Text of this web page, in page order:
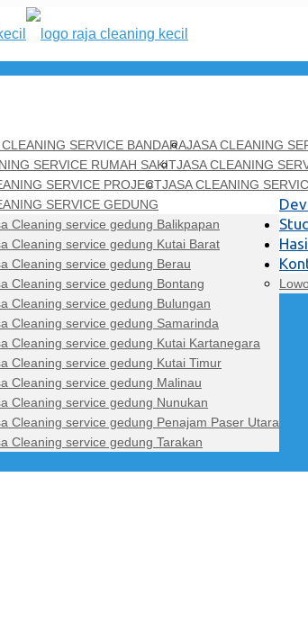
SERVICE BANDARAJASA CLEANING
SERVICE RUMAH SAKITJASA CLEANING
SERVICE PROJECTJASA CLEANING
SERVICE GEDUNG
Cleaning service gedung Balikpapan
Cleaning service gedung Kutai Barat
Cleaning service gedung Berau
Cleaning service gedung Bontang
Cleaning service gedung Bulungan
Cleaning service gedung Samarinda
Cleaning service gedung Kutai Kartanegara
Cleaning service gedung Kutai Timur
Cleaning service gedung Malinau
Cleaning service gedung Nunukan
Cleaning service gedung Penajam Paser Utara
Cleaning service gedung Tarakan